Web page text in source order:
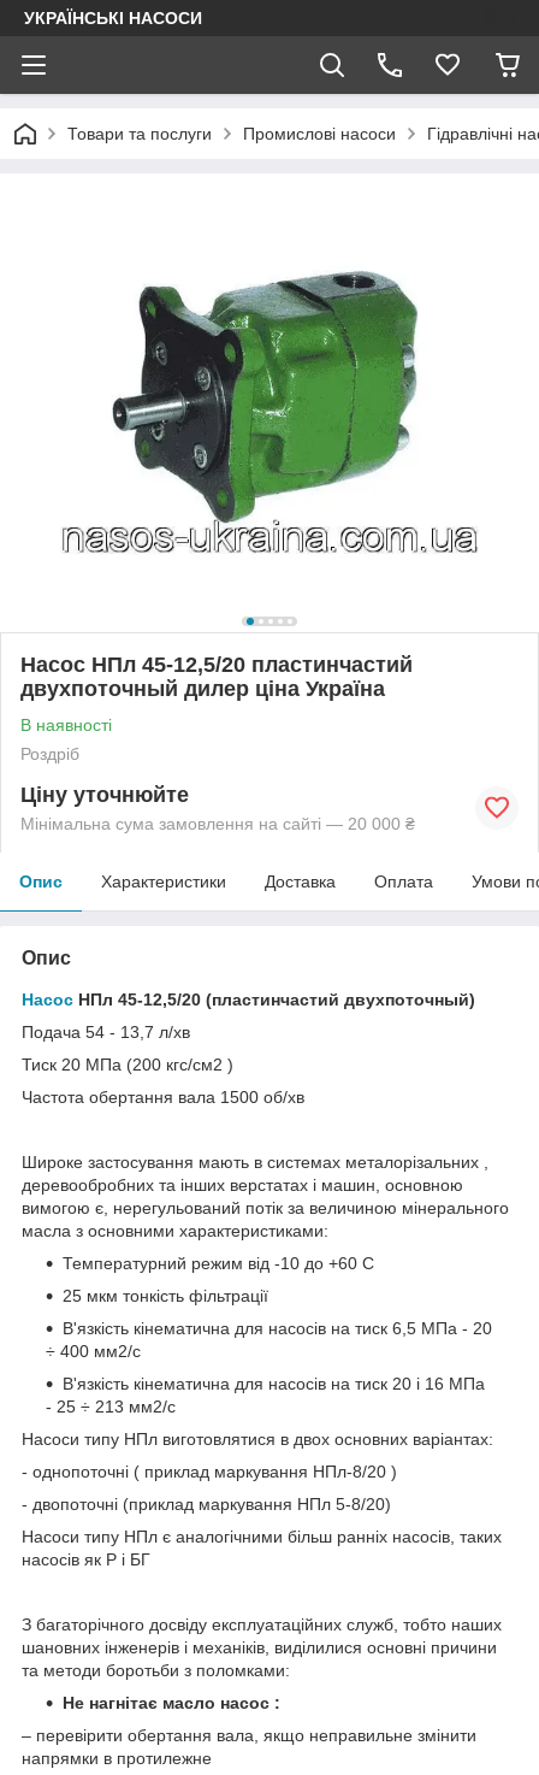
УКРАЇНСЬКІ НАСОСИ
Товари та послуги Промислові насоси Гідравлічні
Насос НПл 45-12,5/20 пластинчастий
двухпоточный дилер ціна Україна
В наявності
Роздріб
Ціну уточнюйте
Мінімальна сума замовлення на сайті — 20 000 ₴
Опис Характеристики Доставка Оплата Умови
Опис
Насос НПл 45-12,5/20 (пластинчастий двухпоточный)
Подача 54 - 13,7 л/хв
Тиск 20 МПа (200 кгс/см2 )
Частота обертання вала 1500 об/хв
Широке застосування мають в системах металорізальних ,
деревообробних та інших верстатах і машин, основною
вимогою є, нерегульований потік за величиною мінерального
масла з основними характеристиками:
Температурний режим від -10 до +60 С
25 мкм тонкість фільтрації
В'язкість кінематична для насосів на тиск 6,5 МПа - 20
÷ 400 мм2/с
В'язкість кінематична для насосів на тиск 20 і 16 МПа
- 25 ÷ 213 мм2/с
Насоси типу НПл виготовлятися в двох основних варіантах:
- однопоточні ( приклад маркування НПл-8/20 )
- двопоточні (приклад маркування НПл 5-8/20)
Насоси типу НПл є аналогічними більш ранніх насосів, таких
насосів як Р і БГ
З багаторічного досвіду експлуатаційних служб, тобто наших
шановних інженерів і механіків, виділилися основні причини
та методи боротьби з поломками:
Не нагнітає масло насос :
– перевірити обертання вала, якщо неправильне змінити
напрямки в протилежне